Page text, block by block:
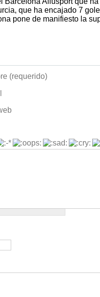
que ha encajado 7
pone de manifiesto la
(requerido)